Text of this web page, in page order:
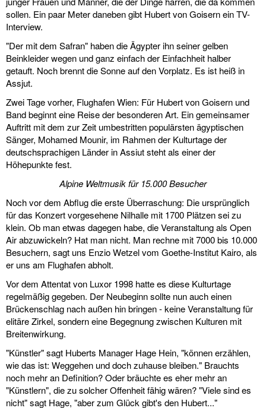
sollen. Ein paar Meter daneben gibt Hubert von Goisern ein TV-
Interview.
"Der mit dem Safran" haben die Ägypter ihn seiner gelben
Beinkleider wegen und ganz einfach der Einfachheit halber
getauft. Noch brennt die Sonne auf den Vorplatz. Es ist heiß in
Assjut.
Zwei Tage vorher, Flughafen Wien: Für Hubert von Goisern und
Band beginnt eine Reise der besonderen Art. Ein gemeinsamer
Auftritt mit dem zur Zeit umbestritten populärsten ägyptischen
Sänger, Mohamed Mounir, im Rahmen der Kulturtage der
deutschsprachigen Länder in Assiut steht als einer der
Höhepunkte fest.
Alpine Weltmusik für 15.000 Besucher
Noch vor dem Abflug die erste Überraschung: Die ursprünglich
für das Konzert vorgesehene Nilhalle mit 1700 Plätzen sei zu
klein. Ob man etwas dagegen habe, die Veranstaltung als Open
Air abzuwickeln? Hat man nicht. Man rechne mit 7000 bis 10.000
Besuchern, sagt uns Enzio Wetzel vom Goethe-Institut Kairo, als
er uns am Flughafen abholt.
Vor dem Attentat von Luxor 1998 hatte es diese Kulturtage
regelmäßig gegeben. Der Neubeginn sollte nun auch einen
Brückenschlag nach außen hin bringen - keine Veranstaltung für
elitäre Zirkel, sondern eine Begegnung zwischen Kulturen mit
Breitenwirkung.
"Künstler" sagt Huberts Manager Hage Hein, "können erzählen,
wie das ist: Weggehen und doch zuhause bleiben." Brauchts
noch mehr an Definition? Oder bräuchte es eher mehr an
"Künstlern", die zu solcher Offenheit fähig wären? "Viele sind es
nicht" sagt Hage, "aber zum Glück gibt's den Hubert..."